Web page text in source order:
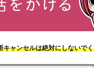
ャンセルは絶対にしないで